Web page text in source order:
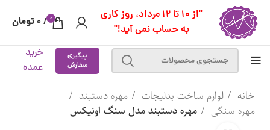
"از 10 تا 12 مرداد، روز کاری
به حساب نمی آید!"
0
/
0 تومان
پیگیری
سفارش
خرید
عمده
خانه لوازم ساخت بدلیجات
مهره دستبند
مهره سنگی
مهره دستبند مدل سنگ اونیکس